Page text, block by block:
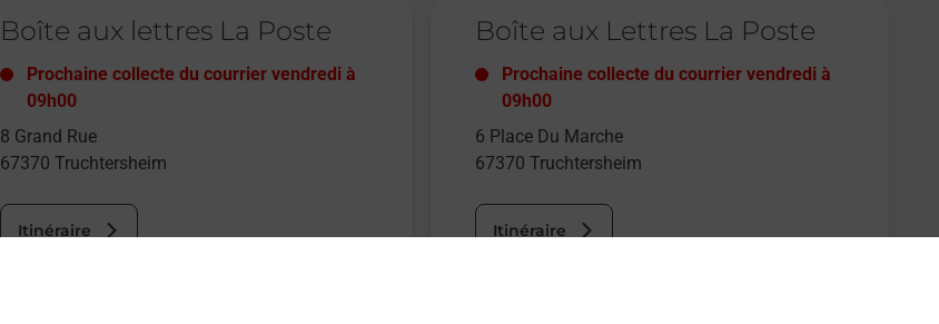
Boîte aux lettres La Poste
Prochaine collecte du courrier vendredi à
09h00
8 Grand Rue
67370 Truchtersheim
Itinéraire
Boîte aux Lettres La Poste
Prochaine collecte du courriervendredi à
09h00
6 Place Du Marche
67370 Truchtersheim
Itinéraire